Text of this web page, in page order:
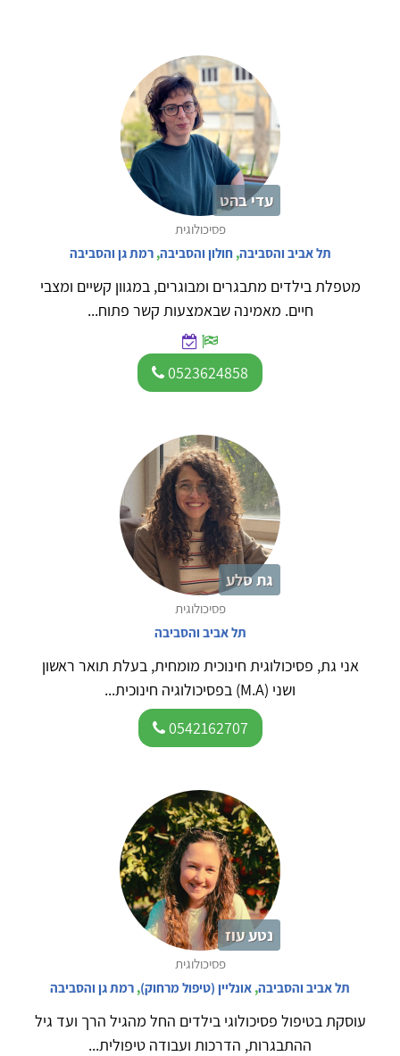
עדי בהט
פסיכולוגית
תל אביב והסביבה,חולון והסביבה,רמת גן והסביבה
מטפלת בילדים מתבגרים ומבוגרים, במגוון קשיים ומצבי
חיים. מאמינה שבאמצעות קשר פתוח...
0523624858
גת סלע
פסיכולוגית
תל אביב והסביבה
אני גת, פסיכולוגית חינוכית מומחית, בעלת תואר ראשון
ושני (M.A) בפסיכולוגיה חינוכית...
0542162707
נטע עוז
פסיכולוגית
תל אביב והסביבה, אונליין (טיפול מרחוק), רמת גן והסביבה
עוסקת בטיפול פסיכולוגי בילדים החל מהגיל הרך ועד גיל
ההתבגרות, הדרכות ועבודה טיפולית...